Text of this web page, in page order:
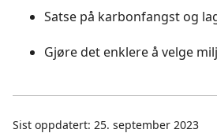
Satse på karbonfangst og
Gjøre det enklere å velge
Sist oppdatert: 25. september 2023